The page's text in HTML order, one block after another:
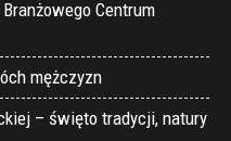
Centrum
mężczyzn
– święto tradycji, natury